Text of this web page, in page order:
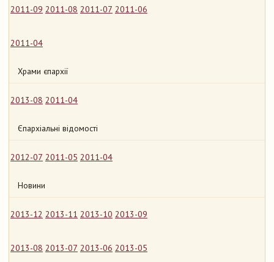
2011-09 2011-08 2011-07 2011-06
2011-04
Храми єпархії
2013-08 2011-04
Єпархіальні відомості
2012-07 2011-05 2011-04
Новини
2013-12 2013-11 2013-10 2013-09
2013-08 2013-07 2013-06 2013-05